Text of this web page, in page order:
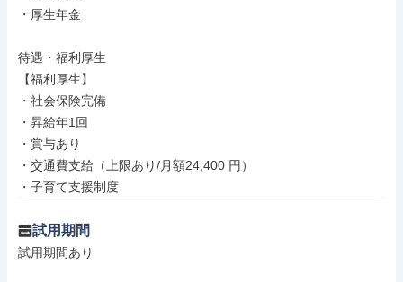
・厚生年金
待遇・福利厚生
【福利厚生】
・社会保険完備
・昇給年1回
・賞与あり
・交通費支給（上限あり/月額24,400 円）
・子育て支援制度
試用期間
試用期間あり